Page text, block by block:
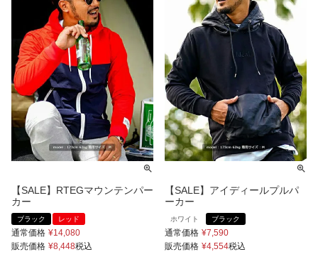
【SALE】RTEGマウンテンパー
カー
ブラック レッド
通常価格 ¥14,080
販売価格 ¥8,448税込
【SALE】アイディールプルパ
ーカー
ホワイト ブラック
通常価格 ¥7,590
販売価格 ¥4,554税込